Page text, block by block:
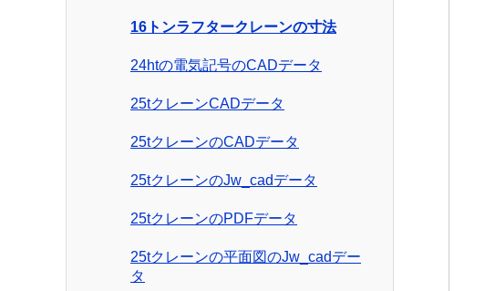
16トンラフタークレーンの寸法
24htの電気記号のCADデータ
25tクレーンCADデータ
25tクレーンのCADデータ
25tクレーンのJw_cadデータ
25tクレーンのPDFデータ
25tクレーンの平面図のJw_cadデー
タ